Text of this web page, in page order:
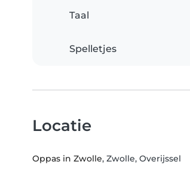
Taal
Spelletjes
Locatie
Oppas in Zwolle, Zwolle, Overijssel